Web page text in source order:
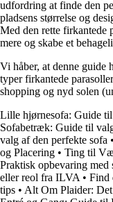
udfordring at finde den
pladsens størrelse og
Med den rette firkantede
mere og skabe et
Vi håber, at denne guide
typer firkantede
shopping og nyd solen
Lille hjørnesofa: Guide
Sofabetræk: Guide til
valg af den perfekte sofa •
og Placering • Ting til
Praktisk opbevaring med
eller reol fra ILVA • Find
tips • Alt Om Plaider: